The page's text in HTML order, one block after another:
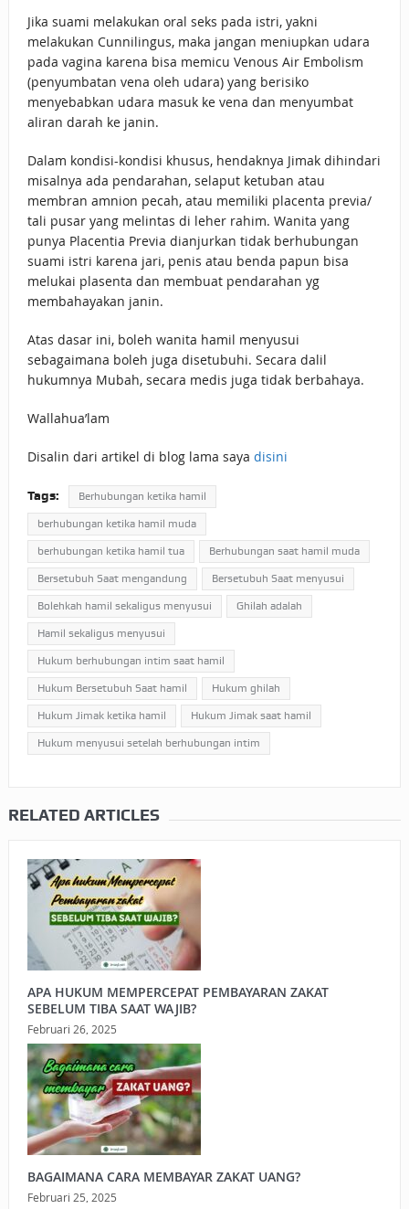
Jika suami melakukan oral seks pada istri, yakni
melakukan Cunnilingus, maka jangan meniupkan udara
pada vagina karena bisa memicu Venous Air Embolism
(penyumbatan vena oleh udara) yang berisiko
menyebabkan udara masuk ke vena dan menyumbat
aliran darah ke janin.
Dalam kondisi-kondisi khusus, hendaknya Jimak dihindari
misalnya ada pendarahan, selaput ketuban atau
membran amnion pecah, atau memiliki placenta previa/
tali pusar yang melintas di leher rahim. Wanita yang
punya Placentia Previa dianjurkan tidak berhubungan
suami istri karena jari, penis atau benda papun bisa
melukai plasenta dan membuat pendarahan yg
membahayakan janin.
Atas dasar ini, boleh wanita hamil menyusui
sebagaimana boleh juga disetubuhi. Secara dalil
hukumnya Mubah, secara medis juga tidak berbahaya.
Wallahua’lam
Disalin dari artikel di blog lama saya disini
Tags: Berhubungan ketika hamil
berhubungan ketika hamil muda
berhubungan ketika hamil tua Berhubungan saat hamil muda
Bersetubuh Saat mengandung Bersetubuh Saat menyusui
Bolehkah hamil sekaligus menyusui Ghilah adalah
Hamil sekaligus menyusui
Hukum berhubungan intim saat hamil
Hukum Bersetubuh Saat hamil Hukum ghilah
Hukum Jimak ketika hamil Hukum Jimak saat hamil
Hukum menyusui setelah berhubungan intim
RELATED ARTICLES
APA HUKUM MEMPERCEPAT PEMBAYARAN ZAKAT
SEBELUM TIBA SAAT WAJIB?
Februari 26, 2025
BAGAIMANA CARA MEMBAYAR ZAKAT UANG?
Februari 25, 2025